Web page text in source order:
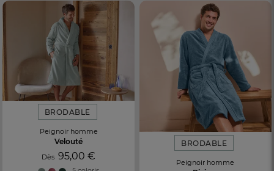
BRODABLE
Peignoir homme
Velouté
Dès95,00 €
BRODABLE
Peignoir homme